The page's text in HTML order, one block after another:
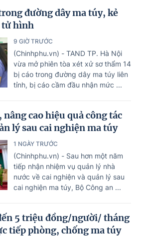
đường dây ma túy, kẻ
tử hình
9 GIỜ TRƯỚC
(Chinhphu.vn) - TAND TP. Hà Nội
vừa mở phiên tòa xét xử sơ thẩm 14
bị cáo trong đường dây ma túy liên
tỉnh, bị cáo cầm đầu nhận mức ...
cao hiệu quả công tác
lý sau cai nghiện ma túy
1 NGÀY TRƯỚC
(Chinhphu.vn) - Sau hơn một năm
tiếp nhận nhiệm vụ quản lý nhà
nước về cai nghiện và quản lý sau
cai nghiện ma túy, Bộ Công an ...
5 triệu đồng/người/ tháng
tiếp phòng, chống ma túy